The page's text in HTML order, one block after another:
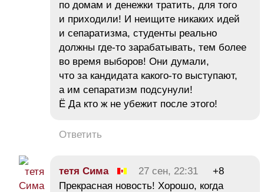
по домам и денежки тратить, для того
и приходили! И неищите никаких идей
и сепаратизма, студенты реально
должны где-то зарабатывать, тем более
во время выборов! Они думали,
что за кандидата какого-то выступают,
а им сепаратизм подсунули!
Ё Да кто ж не убежит после этого!
Ответить
тетя Сима 27 сен, 22:31
+8
Прекрасная новость! Хорошо, когда